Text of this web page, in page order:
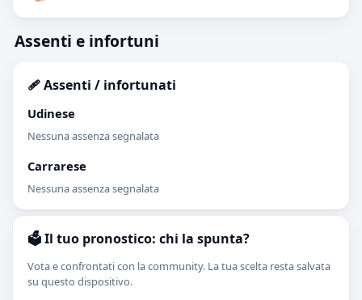
Assenti e infortuni
🩹 Assenti / infortunati
Udinese
Nessuna assenza segnalata
Carrarese
Nessuna assenza segnalata
🗳️ Il tuo pronostico: chi la spunta?
Vota e confrontati con la community. La tua scelta resta salvata
su questo dispositivo.